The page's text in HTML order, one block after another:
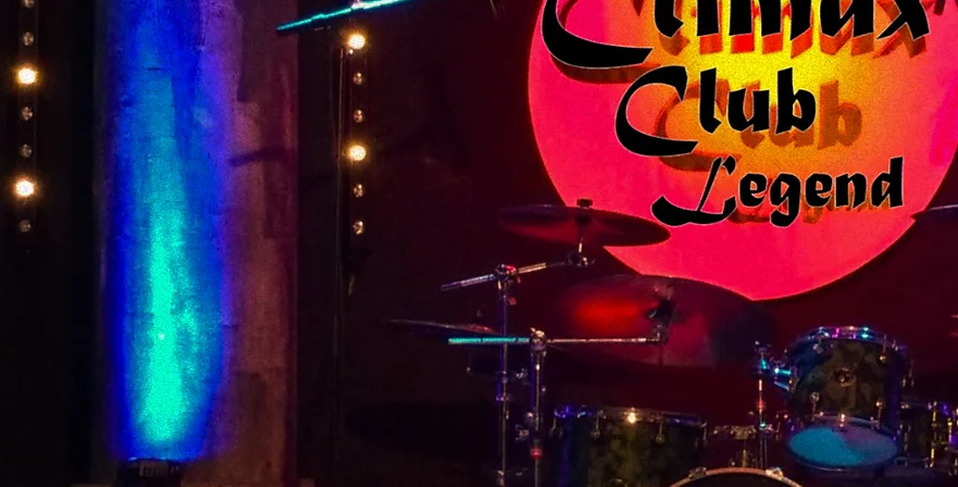
Prochain concert